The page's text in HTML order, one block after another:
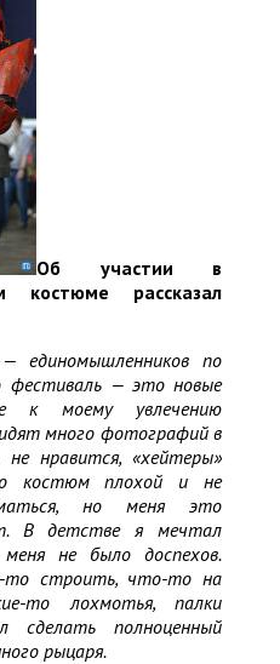
Об участии в
костюме рассказал
единомышленников по
— это новые
к моему увлечению
много фотографий в
нравится, «хейтеры»
костюм плохой и не
но меня это
В детстве я мечтал
не было доспехов.
то строить, что-то на
то лохмотья, палки
полноценный
рыцаря.